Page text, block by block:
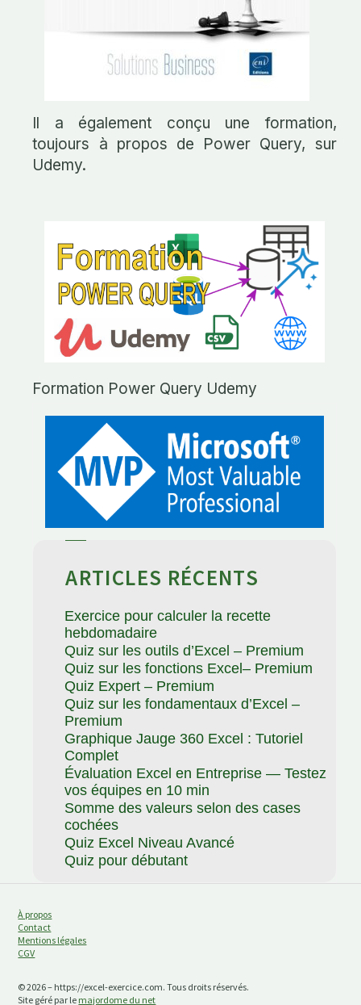
Il a également conçu une formation,
toujours à propos de Power Query, sur
Udemy.
Formation Power Query Udemy
ARTICLES RÉCENTS
Exercice pour calculer la recette
hebdomadaire
Quiz sur les outils d’Excel – Premium
Quiz sur les fonctions Excel– Premium
Quiz Expert – Premium
Quiz sur les fondamentaux d’Excel –
Premium
Graphique Jauge 360 Excel : Tutoriel
Complet
Évaluation Excel en Entreprise — Testez
vos équipes en 10 min
Somme des valeurs selon des cases
cochées
Quiz Excel Niveau Avancé
Quiz pour débutant
À propos
Contact
Mentions légales
CGV
© 2026 – https://excel-exercice.com. Tous droits réservés.
Site géré par le majordome du net